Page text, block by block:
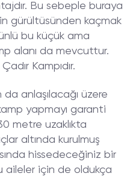
Bu sebeple buraya
gürültüsünden kaçmak
bu küçük ama
alanı da mevcuttur.
Kampıdır.
da anlaşılacağı üzere
yapmayı garanti
metre uzaklıkta
altında kurulmuş
hissedeceğiniz bir
aileler için de oldukça